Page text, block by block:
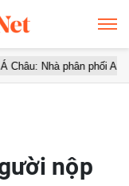
phân phối Audi tại Việt
nộp